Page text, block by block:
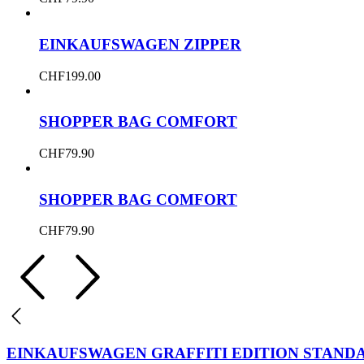
EINKAUFSWAGEN ZIPPER
CHF199.00
SHOPPER BAG COMFORT
CHF79.90
SHOPPER BAG COMFORT
CHF79.90
EINKAUFSWAGEN GRAFFITI EDITION